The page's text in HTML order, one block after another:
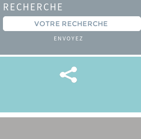
RECHERCHE
ENVOYEZ